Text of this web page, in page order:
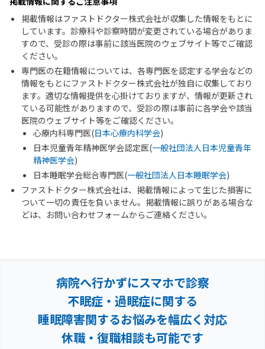
掲載情報はファストドクター株式会社が収集した情報をもとに
しています。診療科や診察時間が変更されている場合がありま
すので、受診の際は事前に該当医院のウェブサイト等でご確認
ください。
専門医の在籍情報については、各専門医を認定する学会などの
情報をもとにファストドクター株式会社が独自に収集しており
ます。適切な情報提供を心掛けておりますが、情報が更新され
ている可能性がありますので、受診の際は事前に各学会や該当
医院のウェブサイト等をご確認ください。
心療内科専門医(日本心療内科学会)
日本児童青年精神医学会認定医(一般社団法人日本児童青年
精神医学会)
日本睡眠学会総合専門医(一般社団法人日本睡眠学会)
ファストドクター株式会社は、掲載情報によって生じた損害に
ついて一切の責任を負いません。掲載情報に誤りがある場合な
どは、お問い合わせフォームからご連絡ください。
病院へ行かずにスマホで診察
不眠症・過眠症に関する
睡眠障害関するお悩みを幅広く対応
休職・復職相談も可能です